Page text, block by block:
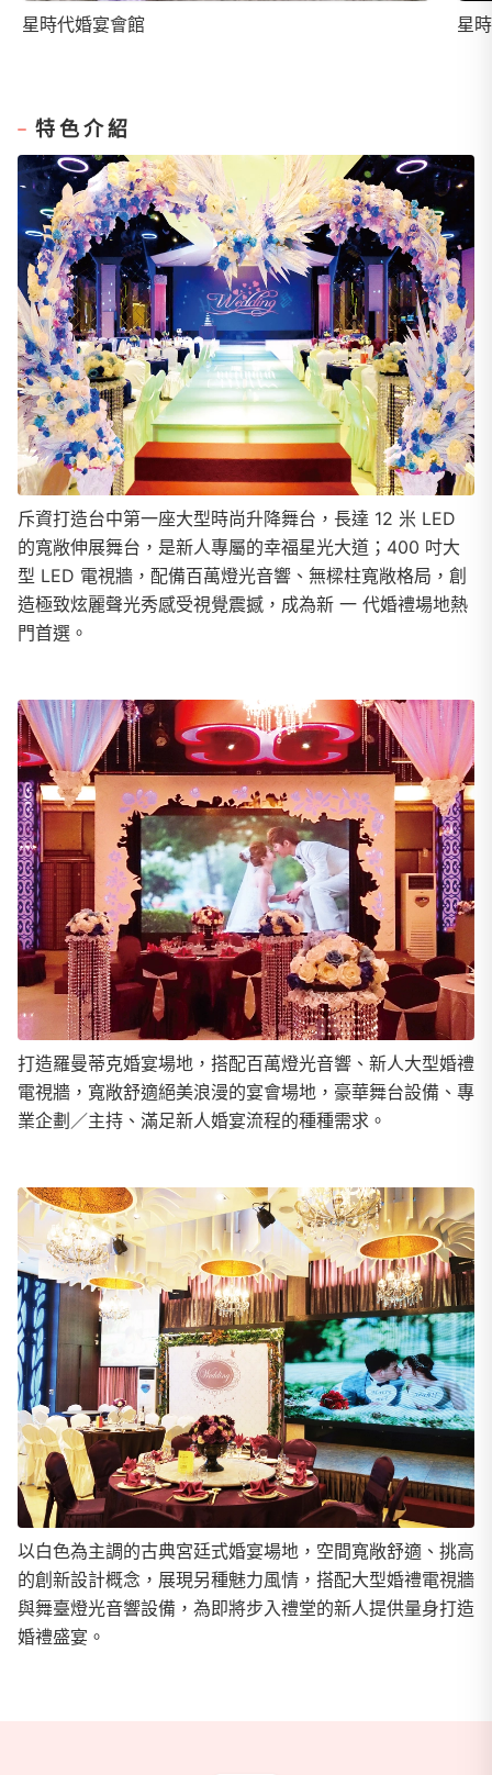
星時代婚宴會館 星
特色介紹
斥資打造台中第一座大型時尚升降舞台，長達 12 米 LED
的寬敞伸展舞台，是新人專屬的幸福星光大道；400 吋大
型 LED 電視牆，配備百萬燈光音響、無樑柱寬敞格局，創
造極致炫麗聲光秀感受視覺震撼，成為新 一 代婚禮場地熱
門首選。
打造羅曼蒂克婚宴場地，搭配百萬燈光音響、新人大型婚禮
電視牆，寬敞舒適絕美浪漫的宴會場地，豪華舞台設備、專
以白色為主調的古典宮廷式婚宴場地，空間寬敞舒適、挑高
的創新設計概念，展現另種魅力風情，搭配大型婚禮電視牆
與舞臺燈光音響設備，為即將步入禮堂的新人提供量身打造